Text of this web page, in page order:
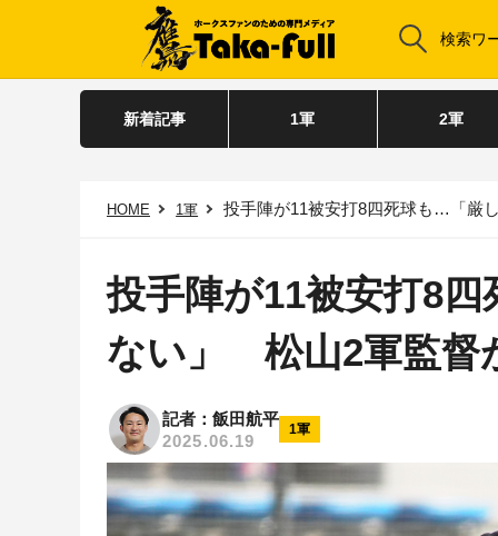
新着記事 1軍 2軍
HOME 1軍 投手陣が11被安打8四死球も…「厳
投手陣が11被安打8
ない」 松山2軍監督
記者：飯田航平
2025.06.19
1軍